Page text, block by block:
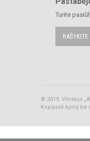
Turite
RAŠYKITE
© 2019. Vilniaus
Kopijuoti turinį be